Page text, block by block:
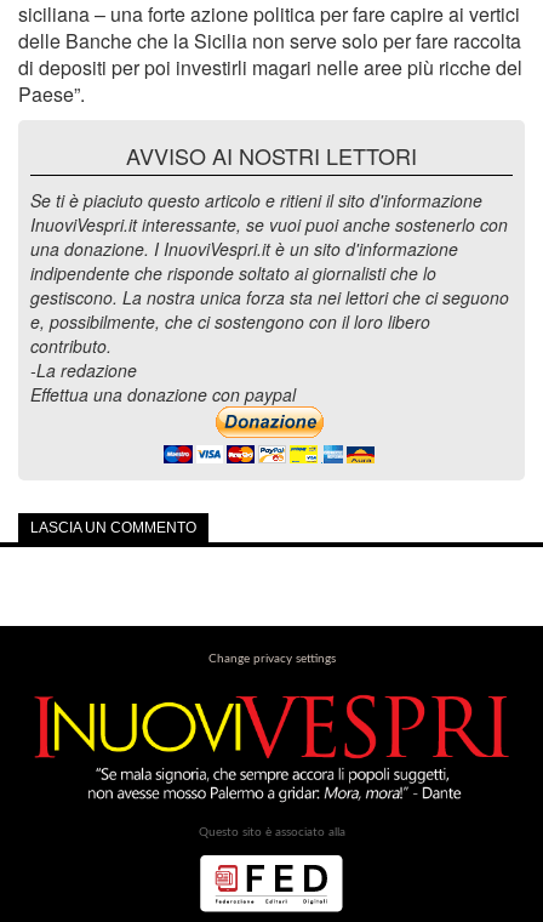
siciliana – una forte azione politica per fare capire ai vertici
delle Banche che la Sicilia non serve solo per fare raccolta
di depositi per poi investirli magari nelle aree più ricche del
Paese”.
AVVISO AI NOSTRI LETTORI
Se ti è piaciuto questo articolo e ritieni il sito d'informazione
InuoviVespri.it interessante, se vuoi puoi anche sostenerlo con
una donazione. I InuoviVespri.it è un sito d'informazione
indipendente che risponde soltato ai giornalisti che lo
gestiscono. La nostra unica forza sta nei lettori che ci seguono
e, possibilmente, che ci sostengono con il loro libero
contributo.
-La redazione
Effettua una donazione con paypal
LASCIA UN COMMENTO
Change privacy settings
Questo sito è associato alla